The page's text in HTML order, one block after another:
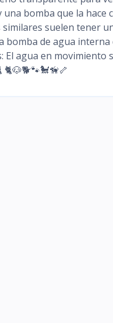
bomba que la
suelen tener
bomba de agua
El agua en